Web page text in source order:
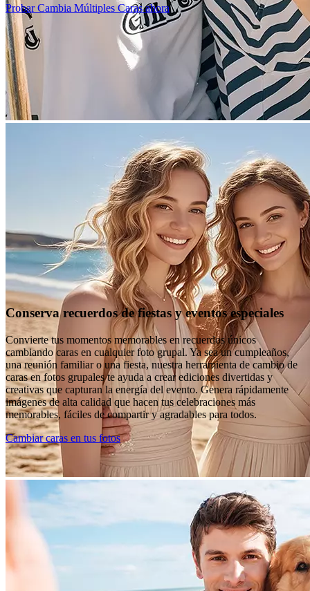
Probar Cambia Múltiples Caras ahora
Conserva recuerdos de fiestas y eventos especiales
Convierte tus momentos memorables en recuerdos únicos
cambiando caras en cualquier foto grupal. Ya sea un cumpleaños,
una reunión familiar o una fiesta, nuestra herramienta de cambio de
caras en fotos grupales te ayuda a crear ediciones divertidas y
creativas que capturan la energía del evento. Genera rápidamente
imágenes de alta calidad que hacen tus celebraciones más
memorables, fáciles de compartir y agradables para todos.
Cambiar caras en tus fotos